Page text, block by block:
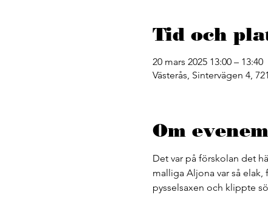
Tid och
20 mars 2025 13:00 – 13:40
Västerås, Sintervägen 4,
Om
Det var på förskolan det
malliga Aljona var så
pysselsaxen och klippte